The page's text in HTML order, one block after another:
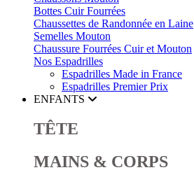
Bottes Cuir Fourrées
Chaussettes de Randonnée en Laine
Semelles Mouton
Chaussure Fourrées Cuir et Mouton
Nos Espadrilles
Espadrilles Made in France
Espadrilles Premier Prix
ENFANTS
TÊTE
MAINS & CORPS